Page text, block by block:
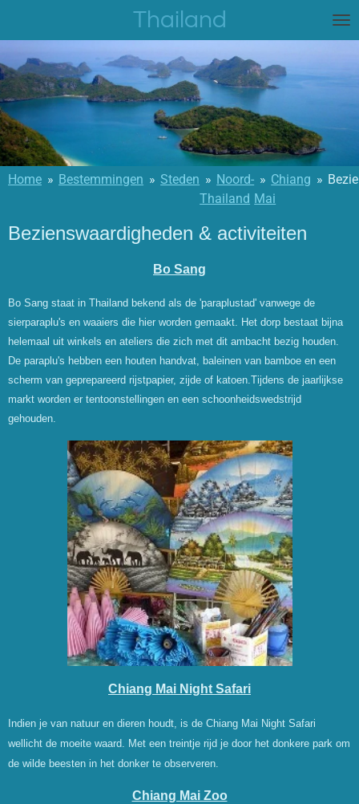
naar
de
hoofdinhoud
Thailand
Home » Bestemmingen » Steden » Noord-
Thailand
» Chiang
Mai
»
Bezienswaardigheden & activiteiten
Bo Sang
Bo Sang staat in Thailand bekend als de 'paraplustad' vanwege de
sierparaplu's en waaiers die hier worden gemaakt. Het dorp bestaat bijna
helemaal uit winkels en ateliers die zich met dit ambacht bezig houden.
De paraplu's hebben een houten handvat, baleinen van bamboe en een
scherm van geprepareerd rijstpapier, zijde of katoen.Tijdens de jaarlijkse
markt worden er tentoonstellingen en een schoonheidswedstrijd
gehouden.
Chiang Mai Night Safari
Indien je van natuur en dieren houdt, is de Chiang Mai Night Safari
wellicht de moeite waard. Met een treintje rijd je door het donkere park om
de wilde beesten in het donker te observeren.
Chiang Mai Zoo